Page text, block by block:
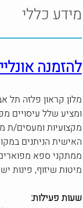
מידע כללי
להזמנה
מלון קראון פלזה תל
ומציע שלל עיסויים
מקצועיות ומעסים/ת
האישית הניתנים
ממתקני ספא
מיטות שיזוף, פינות
שעות פעילות: